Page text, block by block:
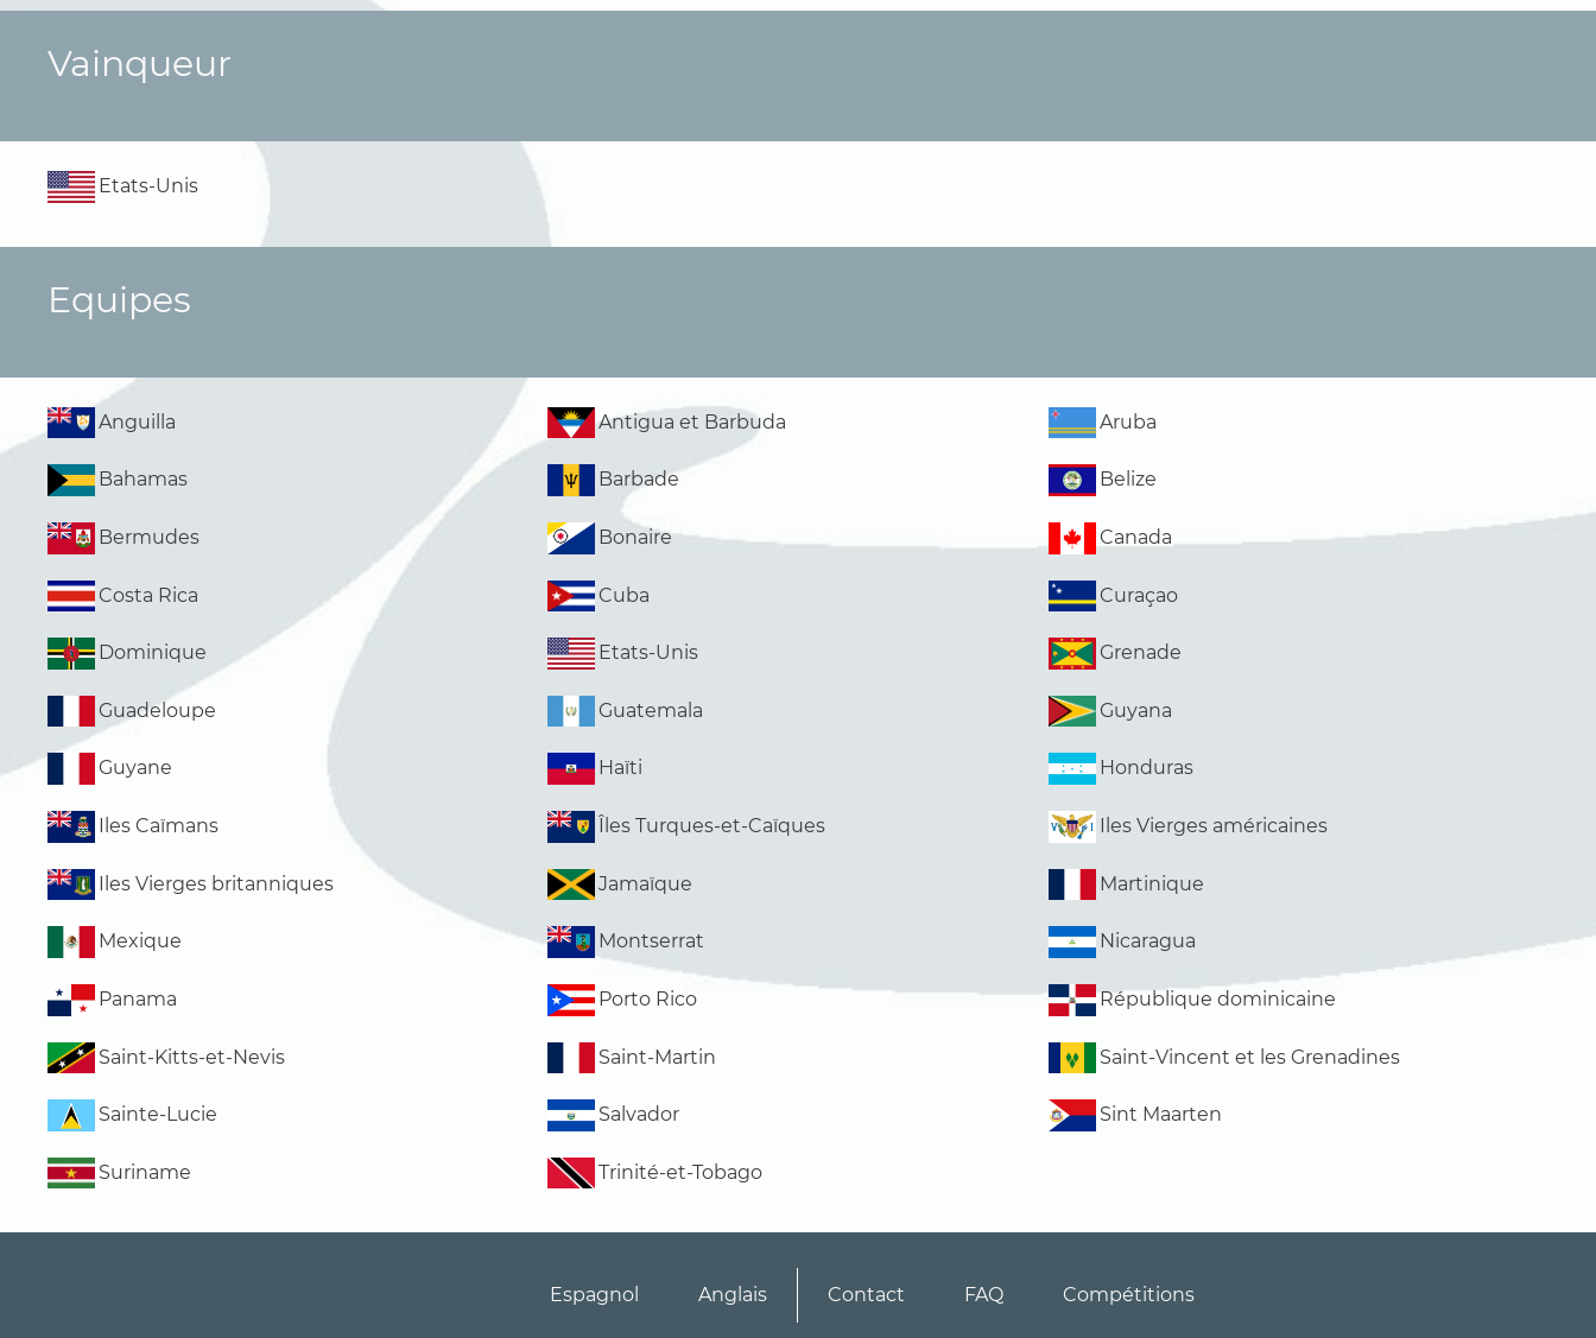
Vainqueur
Etats-Unis
Equipes
Anguilla Antigua et Barbuda Aruba
Bahamas Barbade Belize
Bermudes Bonaire Canada
Costa Rica Cuba Curaçao
Dominique Etats-Unis Grenade
Guadeloupe Guatemala Guyana
Guyane Haïti Honduras
Iles Caïmans Îles Turques-et-Caïques Iles Vierges américaines
Iles Vierges britanniques Jamaïque Martinique
Mexique Montserrat Nicaragua
Panama Porto Rico République dominicaine
Saint-Kitts-et-Nevis Saint-Martin Saint-Vincent et les Grenadines
Sainte-Lucie Salvador Sint Maarten
Suriname Trinité-et-Tobago
Anglais
Espagnol Contact FAQ Compétitions